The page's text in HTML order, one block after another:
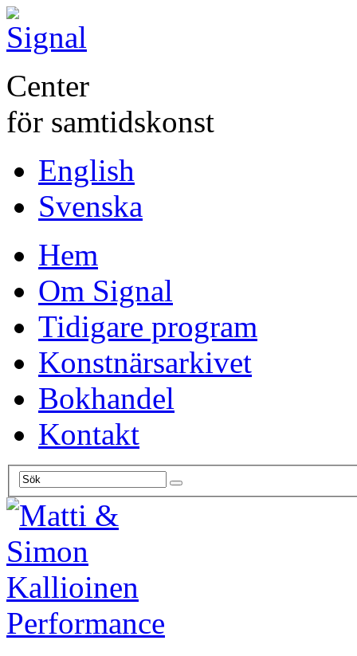
Center
för samtidskonst
English
Svenska
Hem
Om Signal
Tidigare program
Konstnärsarkivet
Bokhandel
Kontakt
Performance